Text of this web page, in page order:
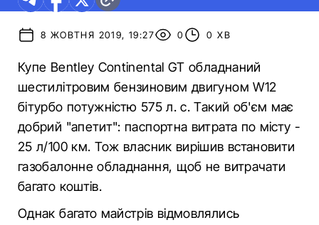
8 ЖОВТНЯ 2019, 19:27 0 0 ХВ
Купе Bentley Continental GT обладнаний
шестилітровим бензиновим двигуном W12
бітурбо потужністю 575 л. с. Такий об'єм має
добрий "апетит": паспортна витрата по місту -
25 л/100 км. Тож власник вирішив встановити
газобалонне обладнання, щоб не витрачати
багато коштів.
Однак багато майстрів відмовлялись